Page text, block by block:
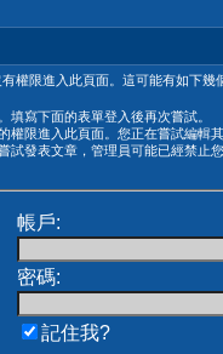
權限進入此頁面。這可能有如下幾
填寫下面的表單登入後再次嘗試。
權限進入此頁面。您正在嘗試編輯
試發表文章，管理員可能已經禁止
帳戶:
密碼:
記住我?